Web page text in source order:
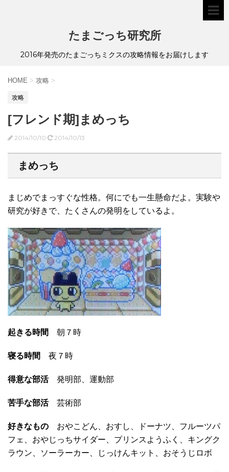
たまごっち研究所
2016年発売のたまごっちミクスの攻略情報をお届けします
HOME > 攻略 >
攻略
[フレンド期]まめっち
2014/10/10 2014/10/13
まめっち
まじめでまっすぐな性格。何にでも一生懸命だよ。実験や
研究が好きで、たくさんの発明をしているよ。
起きる時間 朝７時
寝る時間 夜７時
得意な部活発明部、運動部
苦手な部活芸術部
好きなもの おやこどん、おすし、ドーナツ、フルーツパ
フェ、おやじっちサイダー、プリンスようふく、キングク
ラウン、ソーラーカー、じっけんキット、おそうじロボ